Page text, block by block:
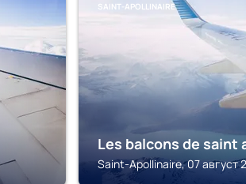
SAINT-APOLLINAIRE
Les balcons de saint
Saint-Apollinaire, 07 август